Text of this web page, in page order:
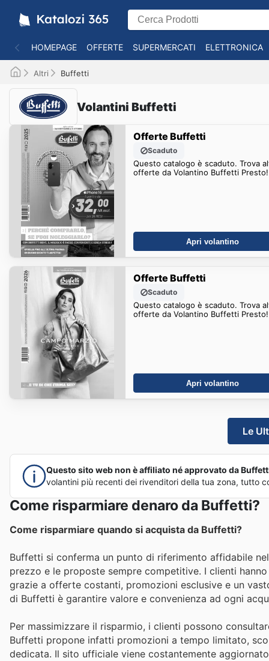
HOMEPAGE OFFERTE SUPERMERCATI ELETTRONICA
Altri Buffetti
Volantini Buffetti
Offerte Buffetti
Scaduto
Questo catalogo è scaduto. Trova
offerte da Volantino Buffetti Presto!
Apri volantino
Offerte Buffetti
Scaduto
Questo catalogo è scaduto. Trova
offerte da Volantino Buffetti Presto!
Apri volantino
Le
Questo sito web non è affiliato né approvato da
volantini più recenti dei rivenditori della tua zona, tutto
Come risparmiare denaro da Buffetti?
Come risparmiare quando si acquista da Buffetti?
Buffetti si conferma un punto di riferimento affidabile
prezzo e le proposte sempre competitive. I clienti
grazie a offerte costanti, promozioni esclusive e un
di Buffetti è garantire valore e convenienza ad ogni
Per massimizzare il risparmio, i clienti possono
Buffetti propone infatti promozioni a tempo limitato,
dedicata. Il sito ufficiale viene costantemente